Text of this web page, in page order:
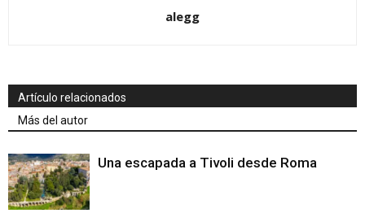
alegg
Artículo relacionados
Más del autor
Una escapada a Tivoli desde Roma